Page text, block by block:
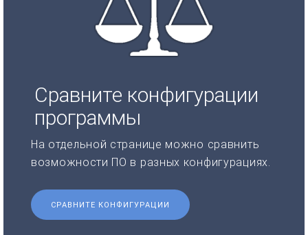
Сравните конфигурации
программы
На отдельной странице можно сравнить
возможности ПО в разных конфигурациях.
СРАВНИТЕ КОНФИГУРАЦИИ